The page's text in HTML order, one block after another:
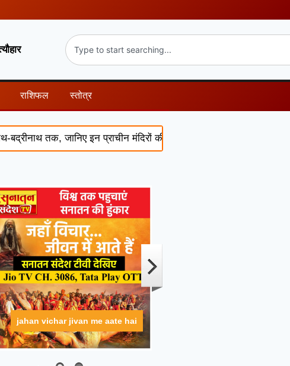
राशिफल स्तोत्र
तक, जानिए इन प्राचीन मंदिरों की चमत्कारी कथाएं और पौराणिक रहस्य
jahan vichar jivan me aate hai